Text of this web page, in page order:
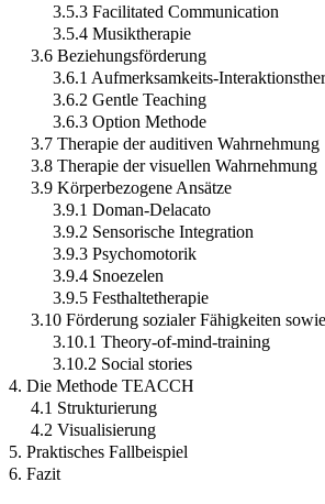
3.5.3 Facilitated Communication
3.5.4 Musiktherapie
3.6 Beziehungsförderung
3.6.1 Aufmerksamkeits-
3.6.2 Gentle Teaching
3.6.3 Option Methode
3.7 Therapie der auditiven Wahrnehmung
3.8 Therapie der visuellen Wahrnehmung
3.9 Körperbezogene Ansätze
3.9.1 Doman-Delacato
3.9.2 Sensorische Integration
3.9.3 Psychomotorik
3.9.4 Snoezelen
3.9.5 Festhaltetherapie
3.10 Förderung sozialer Fähigkeiten
3.10.1 Theory-of-mind-training
3.10.2 Social stories
4. Die Methode TEACCH
4.1 Strukturierung
4.2 Visualisierung
5. Praktisches Fallbeispiel
6. Fazit